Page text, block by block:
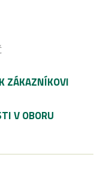
ZÁKAZNÍKOVI
V OBORU